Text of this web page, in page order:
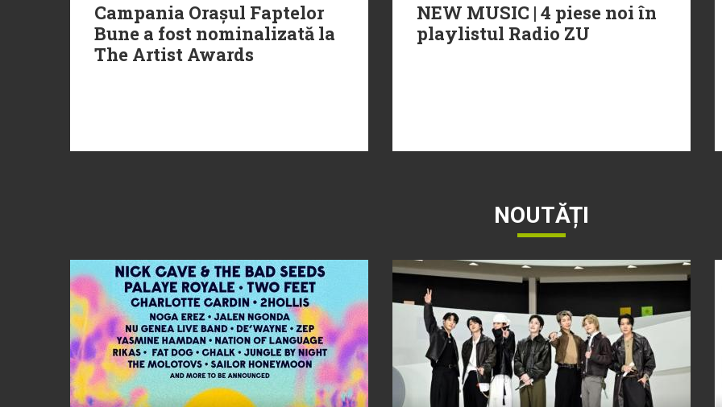
Campania Orașul Faptelor
Bune a fost nominalizată la
The Artist Awards
NEW MUSIC | 4 piese noi în
playlistul Radio ZU
NOUTĂȚI